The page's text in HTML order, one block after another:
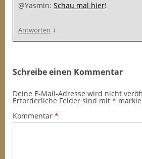
@Yasmin: Schau mal hier!
Antworten ↓
Schreibe einen Kommentar
Deine E-Mail-Adresse wird nicht
Erforderliche Felder sind mit *
Kommentar *